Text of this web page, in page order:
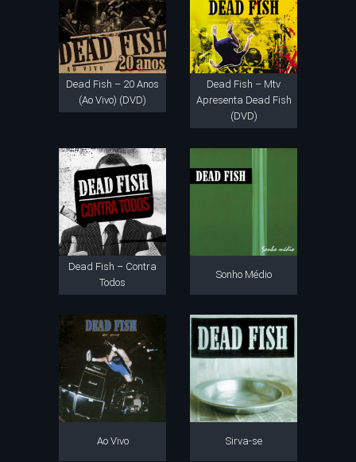
Dead Fish – 20 Anos
(Ao Vivo) (DVD)
Dead Fish – Mtv
Apresenta Dead Fish
(DVD)
Dead Fish – Contra
Todos
Sonho Médio
Ao Vivo Sirva-se